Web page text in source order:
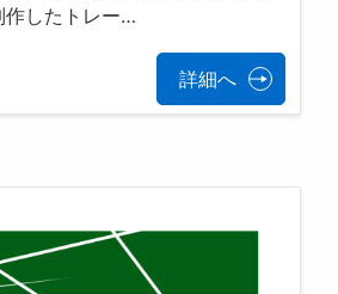
作したトレー…
詳細へ